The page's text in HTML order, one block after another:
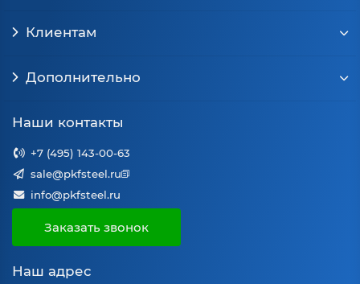
Клиентам
Дополнительно
Наши контакты
+7 (495) 143-00-63
sale@pkfsteel.ru
info@pkfsteel.ru
Заказать звонок
Наш адрес